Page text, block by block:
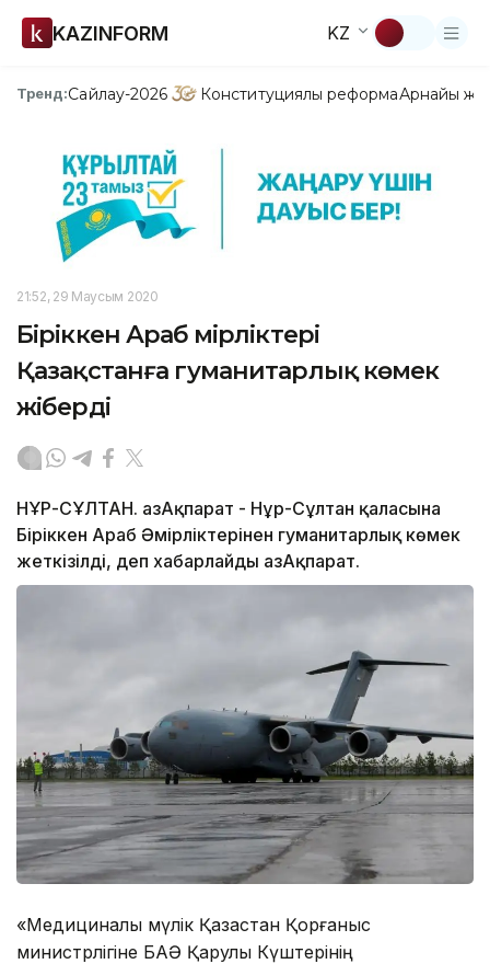
KAZINFORM KZ
Тренд:Сайлау-2026 Конституциялық реформаАрнайы
21:52, 29 Маусым 2020
Біріккен Араб Әмірліктері
Қазақстанға гуманитарлық көмек
жіберді
НҰР-СҰЛТАН. ҚазАқпарат - Нұр-Сұлтан қаласына
Біріккен Араб Әмірліктерінен гуманитарлық көмек
жеткізілді, деп хабарлайды ҚазАқпарат.
«Медициналық мүлік Қазақстан Қорғаныс
министрлігіне БАӘ Қарулы Күштерінің